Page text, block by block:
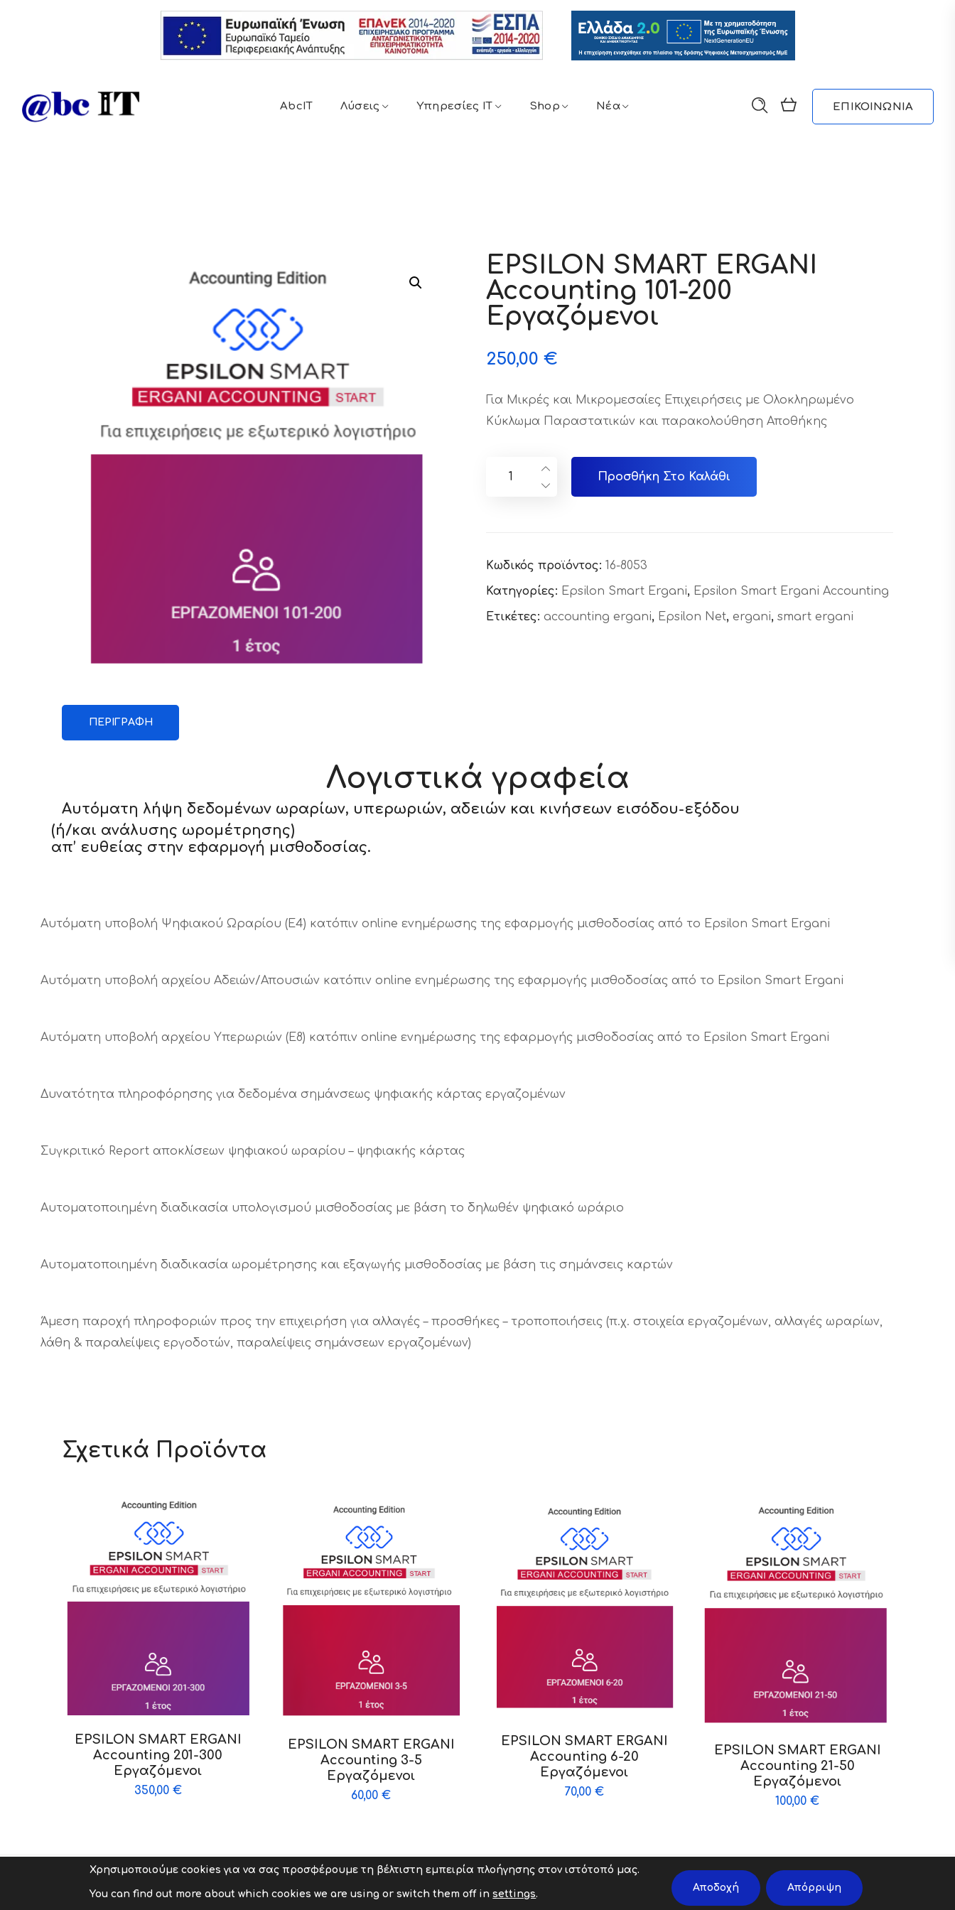
AbcIT Λύσεις Υπηρεσίες IT Shop Νέα ΕΠΙΚΟΙΝΩΝΙΑ
EPSILON SMART ERGANI
Accounting 101-200
Εργαζόμενοι
250,00 €
Για Μικρές και Μικρομεσαίες Επιχειρήσεις με Ολοκληρωμένο
Κύκλωμα Παραστατικών και παρακολούθηση Αποθήκης
Προσθήκη Στο Καλάθι
Κωδικός προϊόντος: 16-8053
Κατηγορίες: Epsilon Smart Ergani, Epsilon Smart Ergani Accounting
Ετικέτες: accounting ergani, Epsilon Net, ergani, smart ergani
ΠΕΡΙΓΡΑΦΉ
Λογιστικά γραφεία
Αυτόματη λήψη δεδομένων ωραρίων, υπερωριών, αδειών και κινήσεων εισόδου-εξόδου
(ή/και ανάλυσης ωρομέτρησης)
απ’ ευθείας στην εφαρμογή μισθοδοσίας.
Αυτόματη υποβολή Ψηφιακού Ωραρίου (Ε4) κατόπιν online ενημέρωσης της εφαρμογής μισθοδοσίας από το Epsilon Smart Ergani
Αυτόματη υποβολή αρχείου Αδειών/Απουσιών κατόπιν online ενημέρωσης της εφαρμογής μισθοδοσίας από το Epsilon Smart Ergani
Αυτόματη υποβολή αρχείου Υπερωριών (Ε8) κατόπιν online ενημέρωσης της εφαρμογής μισθοδοσίας από το Epsilon Smart Ergani
Δυνατότητα πληροφόρησης για δεδομένα σημάνσεως ψηφιακής κάρτας εργαζομένων
Συγκριτικό Report αποκλίσεων ψηφιακού ωραρίου – ψηφιακής κάρτας
Αυτοματοποιημένη διαδικασία υπολογισμού μισθοδοσίας με βάση το δηλωθέν ψηφιακό ωράριο
Αυτοματοποιημένη διαδικασία ωρομέτρησης και εξαγωγής μισθοδοσίας με βάση τις σημάνσεις καρτών
Άμεση παροχή πληροφοριών προς την επιχειρήση για αλλαγές – προσθήκες – τροποποιήσεις (π.χ. στοιχεία εργαζομένων, αλλαγές ωραρίων,
λάθη & παραλείψεις εργοδοτών, παραλείψεις σημάνσεων εργαζομένων)
Σχετικά Προϊόντα
EPSILON SMART ERGANI
Accounting 201-300
Εργαζόμενοι
350,00 €
EPSILON SMART ERGANI
Accounting 3-5
Εργαζόμενοι
60,00 €
EPSILON SMART ERGANI
Accounting 6-20
Εργαζόμενοι
70,00 €
EPSILON SMART ERGANI
Accounting 21-50
Εργαζόμενοι
100,00 €
Copyright © 2009-2026 abcit.gr. All Rights Reserved. | Powered by abcit
Developed byZonePage
Όροι Χρήσης Πολιτικής Ποιότητας Πολιτική Ασφάλειας Πληροφοριών
Χρησιμοποιούμε cookies για να σας προσφέρουμε τη βέλτιστη εμπειρία πλοήγησης στον ιστότοπό μας.
You can find out more about which cookies we are using or switch them off insettings.
Αποδοχή Απόρριψη